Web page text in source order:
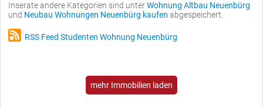
Inserate andere Kategorien sind unterWohnung Altbau Neuenbürg
und Neubau Wohnungen Neuenbürg kaufen abgespeichert.
RSS Feed Studenten Wohnung Neuenbürg
mehr Immobilien laden